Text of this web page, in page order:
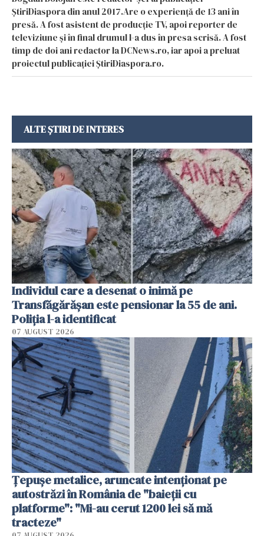
ȘtiriDiaspora din anul 2017.Are o experiență de 13 ani în
presă. A fost asistent de producție TV, apoi reporter de
televiziune și în final drumul l-a dus în presa scrisă. A fost
timp de doi ani redactor la DCNews.ro, iar apoi a preluat
proiectul publicației ȘtiriDiaspora.ro.
ALTE ȘTIRI DE INTERES
Individul care a desenat o inimă pe
Transfăgărășan este pensionar la 55 de ani.
Poliția l-a identificat
07 AUGUST 2026
Țepușe metalice, aruncate intenționat pe
autostrăzi în România de "baieții cu
platforme": "Mi-au cerut 1200 lei să mă
tracteze"